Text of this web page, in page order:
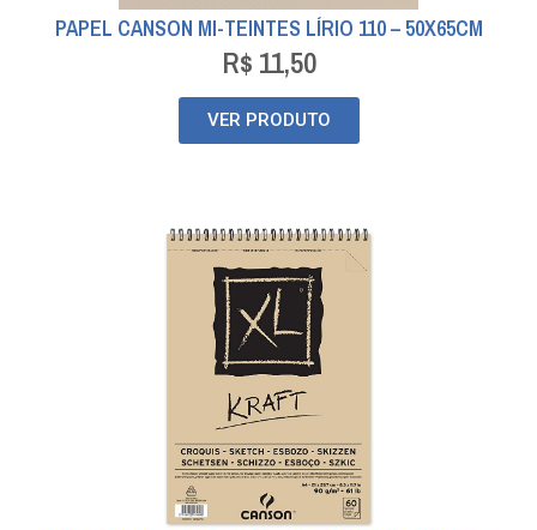
PAPEL CANSON MI-TEINTES LÍRIO 110 – 50X65CM
R$ 11,50
VER PRODUTO